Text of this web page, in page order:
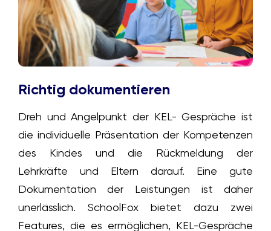
Richtig dokumentieren
Dreh und Angelpunkt der KEL- Gespräche ist
die individuelle Präsentation der Kompetenzen
des Kindes und die Rückmeldung der
Lehrkräfte und Eltern darauf. Eine gute
Dokumentation der Leistungen ist daher
unerlässlich. SchoolFox bietet dazu zwei
Features, die es ermöglichen, KEL-Gespräche